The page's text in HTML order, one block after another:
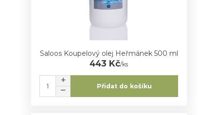
Saloos Koupelový olej Heřmánek 500 ml
443 Kč/ks
Přidat do košíku